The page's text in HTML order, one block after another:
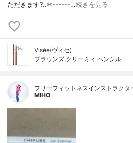
ただきます?..✄------…続きを見る
Visée(ヴィセ)
ブラウンズ クリーミィ ペンシル
フリーフィットネスインストラクタ
MIHO